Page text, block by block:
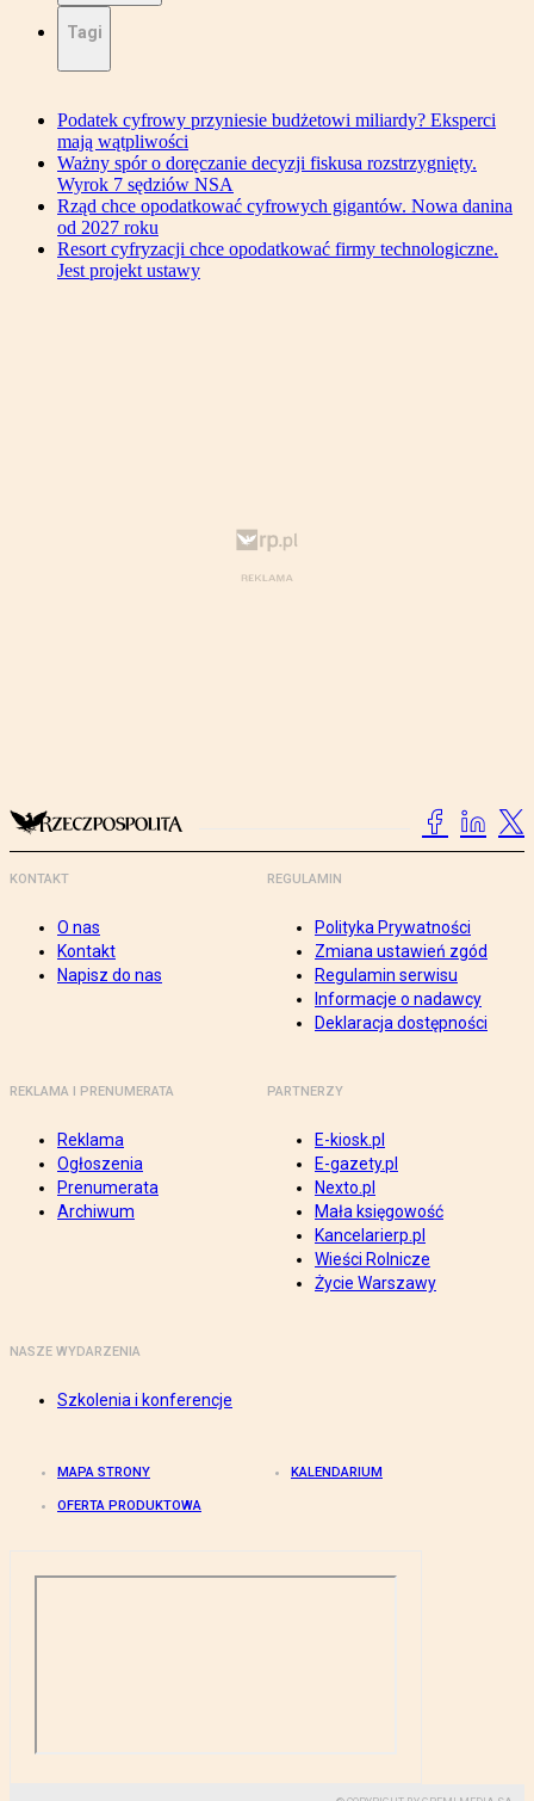
Tagi
Podatek cyfrowy przyniesie budżetowi miliardy? Eksperci
mają wątpliwości
Ważny spór o doręczanie decyzji fiskusa rozstrzygnięty.
Wyrok 7 sędziów NSA
Rząd chce opodatkować cyfrowych gigantów. Nowa danina
od 2027 roku
Resort cyfryzacji chce opodatkować firmy technologiczne.
Jest projekt ustawy
KONTAKT
O nas
Kontakt
Napisz do nas
REGULAMIN
Polityka Prywatności
Zmiana ustawień zgód
Regulamin serwisu
Informacje o nadawcy
Deklaracja dostępności
REKLAMA I PRENUMERATA
Reklama
Ogłoszenia
Prenumerata
Archiwum
PARTNERZY
E-kiosk.pl
E-gazety.pl
Nexto.pl
Mała księgowość
Kancelarierp.pl
Wieści Rolnicze
Życie Warszawy
NASZE WYDARZENIA
Szkolenia i konferencje
MAPA STRONY KALENDARIUM
OFERTA PRODUKTOWA